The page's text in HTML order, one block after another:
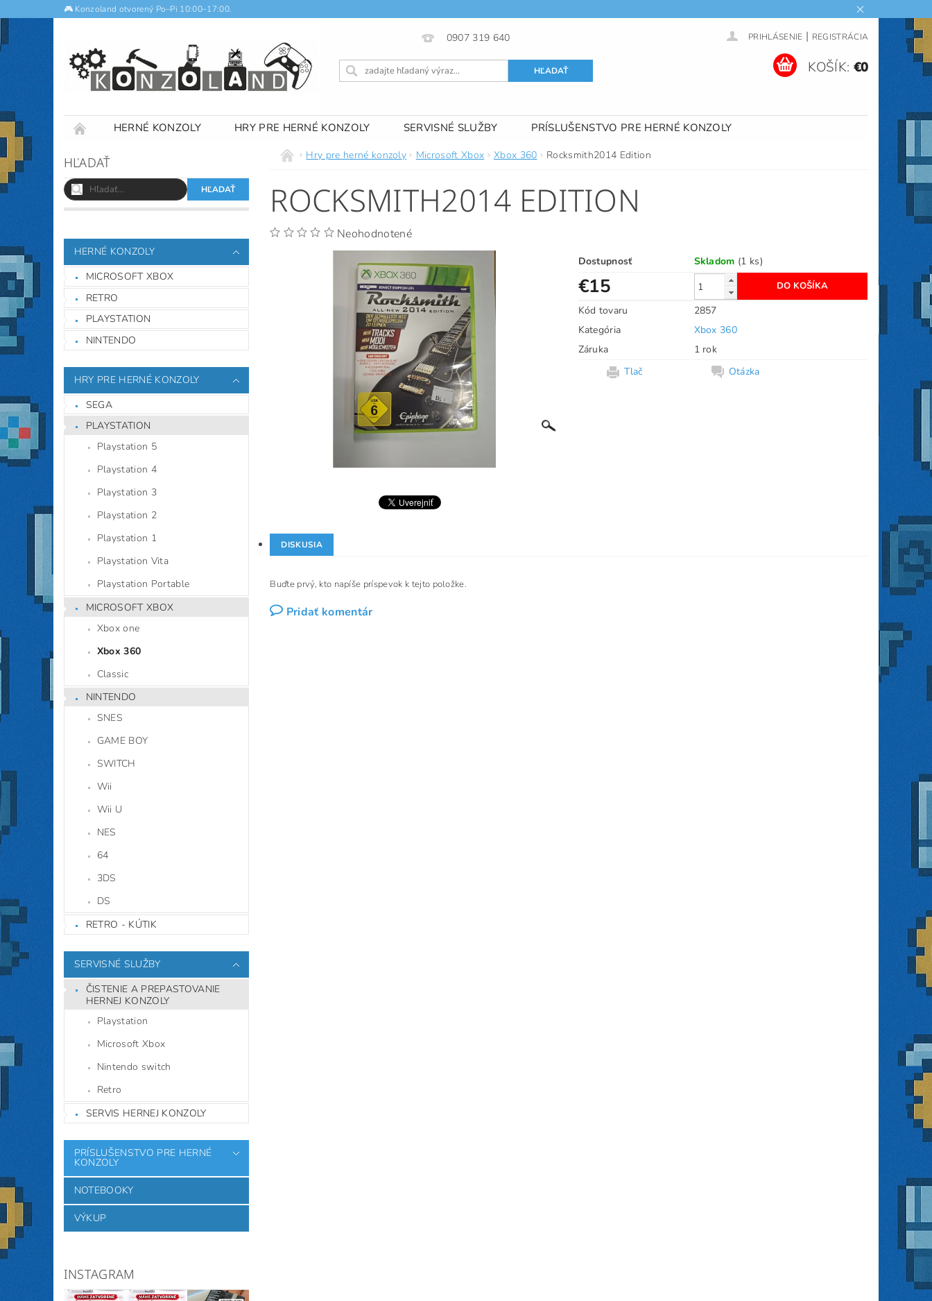
🎮 Konzoland otvorený Po–Pi 10:00–17:00.
0907 319 640 PRIHLÁSENIE | REGISTRÁCIA
KOŠÍK: €0
HERNÉ KONZOLY HRY PRE HERNÉ KONZOLY SERVISNÉ SLUŽBY
PRÍSLUŠENSTVO PRE HERNÉ KONZOLY
NOTEBOOKY
OBCHODNÉ PODMIENKY KONTAKTY
HĽADAŤ
HERNÉ KONZOLY
MICROSOFT XBOX
RETRO
PLAYSTATION
NINTENDO
HRY PRE HERNÉ KONZOLY
SEGA
PLAYSTATION
Playstation 5
Playstation 4
Playstation 3
Playstation 2
Playstation 1
Playstation Vita
Playstation Portable
MICROSOFT XBOX
Xbox one
Xbox 360
Classic
NINTENDO
SNES
GAME BOY
SWITCH
Wii
Wii U
NES
64
3DS
DS
RETRO - KÚTIK
SERVISNÉ SLUŽBY
ČISTENIE A PREPASTOVANIE
HERNEJ KONZOLY
Playstation
Microsoft Xbox
Nintendo switch
Retro
SERVIS HERNEJ KONZOLY
PRÍSLUŠENSTVO PRE HERNÉ
KONZOLY
NOTEBOOKY
VÝKUP
INSTAGRAM
Hry pre herné konzoly Microsoft Xbox Xbox 360 Rocksmith2014 Edition
ROCKSMITH2014 EDITION
Neohodnotené
Dostupnosť Skladom (1 ks)
€15
Kód tovaru
2857
Kategória
Xbox 360
Záruka
1 rok
Tlač
Otázka
DISKUSIA
Buďte prvý, kto napíše príspevok k tejto položke.
Pridať komentár